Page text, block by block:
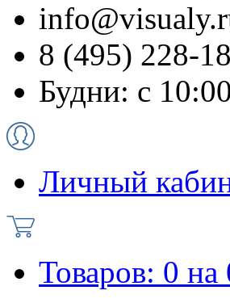
8 (495) 228-
Будни: с
Личный
Товаров: 0 на